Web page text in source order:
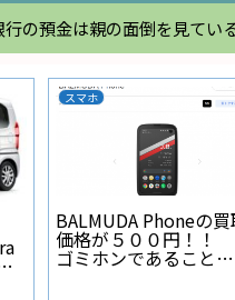
の預金は親の面倒を見てい
スマホ
BALMUDA Phoneの
価格が５００円！！
ゴミホンであることが